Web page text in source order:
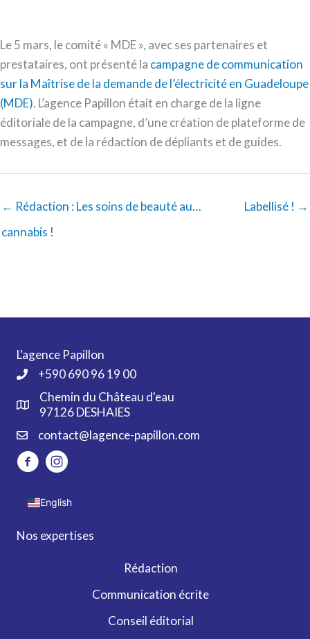
Le 5 mars, le comité « MDE », avec ses partenaires et
prestataires, ont présenté la campagne de communication
sur la Maîtrise de la demande de l’électricité en Guadeloupe
(MDE). L’agence Papillon était en charge de la ligne
éditoriale de la campagne, d’une création de plateforme de
messages, et de la rédaction de dépliants et de guides.
← Rédaction : Les soins de beauté au…
cannabis !
Labellisé ! →
L'agence Papillon
+590 690 96 19 00
Chemin du Château d'eau
97126 DESHAIES
contact@lagence-papillon.com
English
Nos expertises
Rédaction
Communication écrite
Conseil éditorial